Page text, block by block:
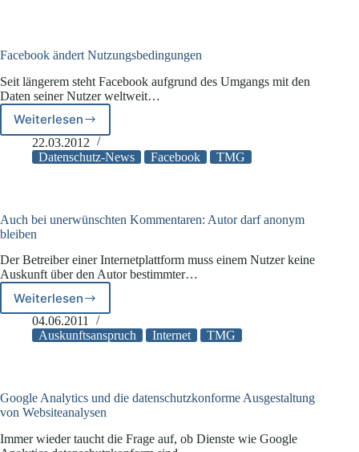
Facebook ändert Nutzungsbedingungen
Seit längerem steht Facebook aufgrund des Umgangs mit den
Daten seiner Nutzer weltweit…
Weiterlesen
Facebook
ändert
Nutzungsbedingungen
22.03.2012
Datenschutz-News
Facebook TMG
Auch bei unerwünschten Kommentaren: Autor darf anonym
bleiben
Der Betreiber einer Internetplattform muss einem Nutzer keine
Auskunft über den Autor bestimmter…
Weiterlesen
Auch
bei
unerwünschten
anonym
bleiben
04.06.2011
Auskunftsanspruch
Internet TMG
Google Analytics und die datenschutzkonforme Ausgestaltung
von Websiteanalysen
Immer wieder taucht die Frage auf, ob Dienste wie Google